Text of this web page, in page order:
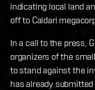
indicating local land
off to Caldari
In a call to the press,
organizers of the
to stand against the
has already